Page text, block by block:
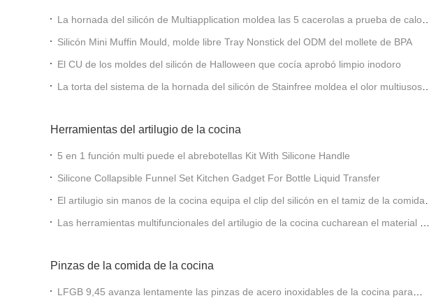
La hornada del silicón de Multiapplication moldea las 5 cacerolas a prueba de calor 3
Silicón Mini Muffin Mould, molde libre Tray Nonstick del ODM del mollete de BPA
El CU de los moldes del silicón de Halloween que cocía aprobó limpio inodoro
La torta del sistema de la hornada del silicón de Stainfree moldea el olor multiusos
Herramientas del artilugio de la cocina
5 en 1 función multi puede el abrebotellas Kit With Silicone Handle
Silicone Collapsible Funnel Set Kitchen Gadget For Bottle Liquid Transfer
El artilugio sin manos de la cocina equipa el clip del silicón en el tamiz de la comida
Las herramientas multifuncionales del artilugio de la cocina cucharean el material del
Pinzas de la comida de la cocina
LFGB 9,45 avanza lentamente las pinzas de acero inoxidables de la cocina para